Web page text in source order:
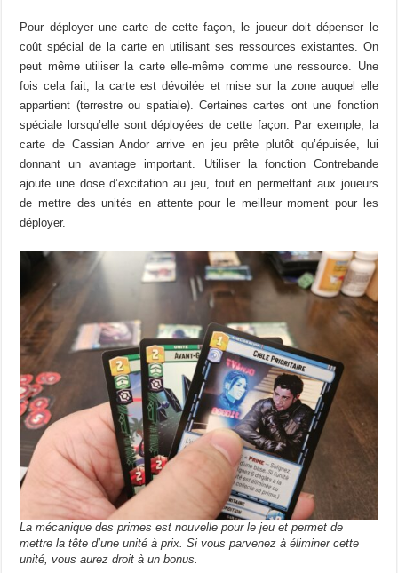
Pour déployer une carte de cette façon, le joueur doit dépenser le
coût spécial de la carte en utilisant ses ressources existantes. On
peut même utiliser la carte elle-même comme une ressource. Une
fois cela fait, la carte est dévoilée et mise sur la zone auquel elle
appartient (terrestre ou spatiale). Certaines cartes ont une fonction
spéciale lorsqu’elle sont déployées de cette façon. Par exemple, la
carte de Cassian Andor arrive en jeu prête plutôt qu’épuisée, lui
donnant un avantage important. Utiliser la fonction Contrebande
ajoute une dose d’excitation au jeu, tout en permettant aux joueurs
de mettre des unités en attente pour le meilleur moment pour les
déployer.
La mécanique des primes est nouvelle pour le jeu et permet de
mettre la tête d’une unité à prix. Si vous parvenez à éliminer cette
unité, vous aurez droit à un bonus.